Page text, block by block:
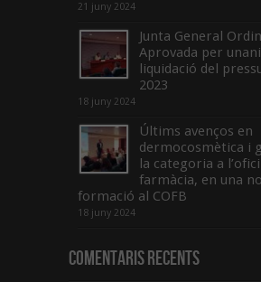
21 juny 2024
Junta General
Aprovada per
liquidació del
2023
18 juny 2024
Últims avenços en
dermocosmètica i
la categoria a
farmàcia, en una
formació al COFB
18 juny 2024
Comentaris Recents